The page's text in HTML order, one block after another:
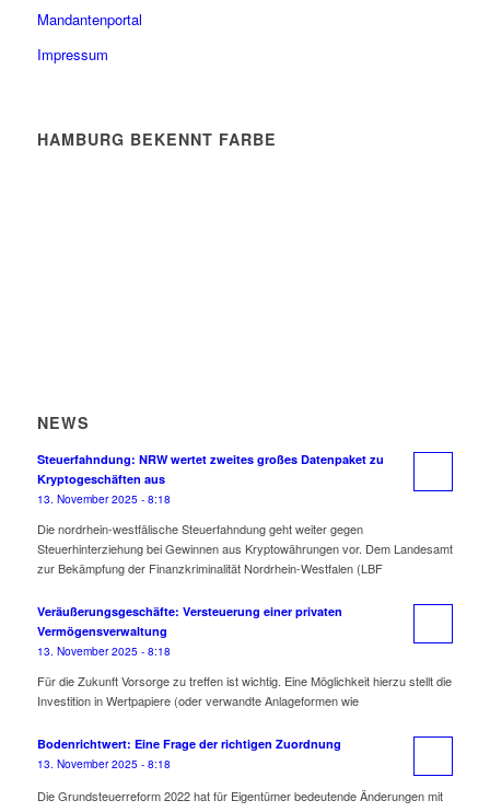
Mandantenportal
Impressum
HAMBURG BEKENNT FARBE
NEWS
Steuerfahndung: NRW wertet zweites großes Datenpaket zu
Kryptogeschäften aus
13. November 2025 - 8:18
Die nordrhein-westfälische Steuerfahndung geht weiter gegen
Steuerhinterziehung bei Gewinnen aus Kryptowährungen vor. Dem Landesamt
zur Bekämpfung der Finanzkriminalität Nordrhein-Westfalen (LBF
Veräußerungsgeschäfte: Versteuerung einer privaten
Vermögensverwaltung
13. November 2025 - 8:18
Für die Zukunft Vorsorge zu treffen ist wichtig. Eine Möglichkeit hierzu stellt die
Investition in Wertpapiere (oder verwandte Anlageformen wie
Bodenrichtwert: Eine Frage der richtigen Zuordnung
13. November 2025 - 8:18
Die Grundsteuerreform 2022 hat für Eigentümer bedeutende Änderungen mit